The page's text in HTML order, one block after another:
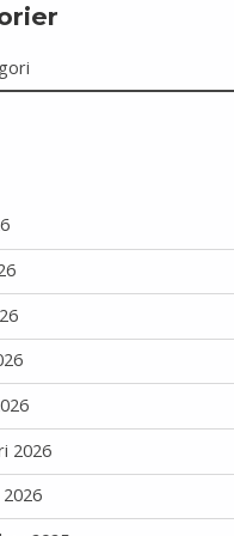
2026